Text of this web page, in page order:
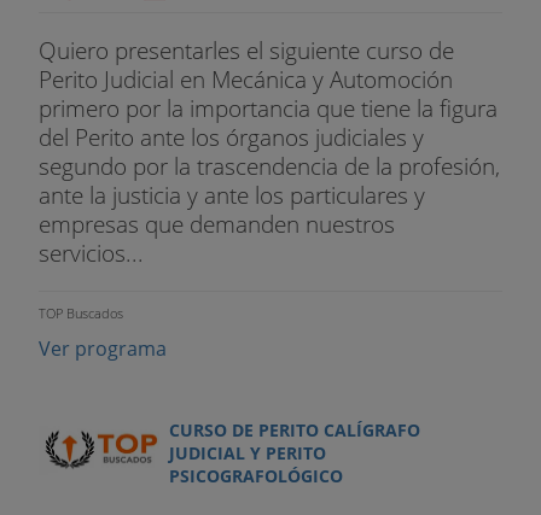
Quiero presentarles el siguiente curso de
Perito Judicial en Mecánica y Automoción
primero por la importancia que tiene la figura
del Perito ante los órganos judiciales y
segundo por la trascendencia de la profesión,
ante la justicia y ante los particulares y
empresas que demanden nuestros
servicios...
TOP Buscados
Ver programa
CURSO DE PERITO CALÍGRAFO
JUDICIAL Y PERITO
PSICOGRAFOLÓGICO